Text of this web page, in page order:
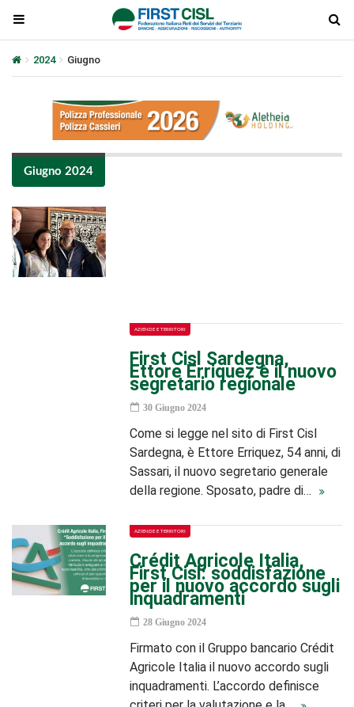
2024 Giugno
Giugno 2024
AZIENDE E TERRITORI
First Cisl Sardegna,
Ettore Erriquez è il nuovo
segretario regionale
30 Giugno 2024
Come si legge nel sito di First Cisl
Sardegna, è Ettore Erriquez, 54 anni, di
Sassari, il nuovo segretario generale
della regione. Sposato, padre di…
AZIENDE E TERRITORI
Crédit Agricole Italia,
First Cisl: soddisfazione
per il nuovo accordo sugli
inquadramenti
28 Giugno 2024
Firmato con il Gruppo bancario Crédit
Agricole Italia il nuovo accordo sugli
inquadramenti. L’accordo definisce